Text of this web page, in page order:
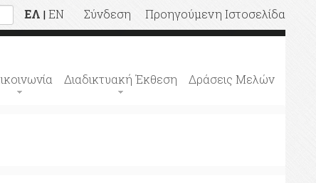
ΕΛ | EN Σύνδεση Προηγούμενη Ιστοσελίδα
Διαδικτυακή Έκθεση Δράσεις Μελών